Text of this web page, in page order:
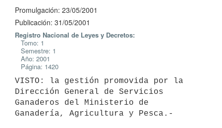
Promulgación: 23/05/2001
Publicación: 31/05/2001
Registro Nacional de Leyes y Decretos:
Tomo: 1
Semestre: 1
Año: 2001
Página: 1420
VISTO: la gestión promovida por la
Dirección General de Servicios
Ganaderos del Ministerio de
Ganadería, Agricultura y Pesca.-